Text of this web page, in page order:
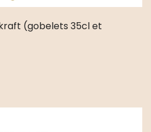
(gobelets 35cl et